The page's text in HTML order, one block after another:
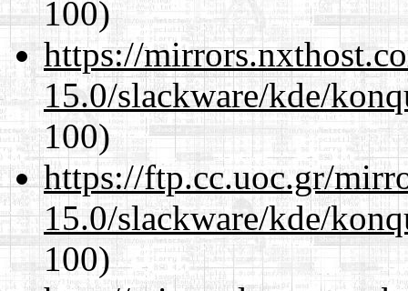
100)
https://
15.0/slackware/kde/
100)
https://ftp.cc.uoc.gr/
15.0/slackware/kde/
100)